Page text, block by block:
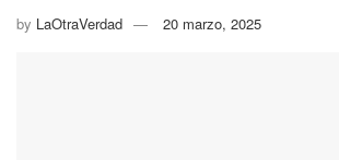
by LaOtraVerdad 20 marzo, 2025